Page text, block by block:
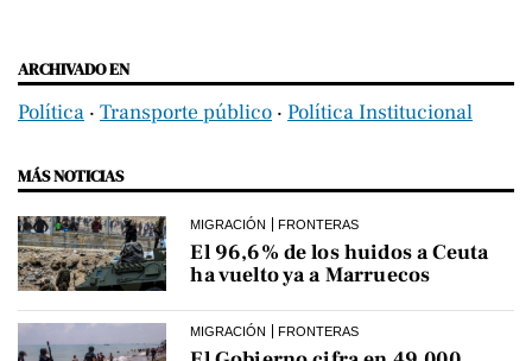
ARCHIVADO EN
Política ‧ Transporte público ‧ Política Institucional
MÁS NOTICIAS
MIGRACIÓN FRONTERAS
El 96,6% de los huidos a Ceuta
ha vuelto ya a Marruecos
MIGRACIÓN FRONTERAS